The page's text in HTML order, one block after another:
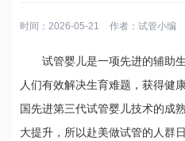
时间：2026-05-21 作者： 试管小编
试管婴儿是一项先进的辅助生
人们有效解决生育难题，获得健
国先进第三代试管婴儿技术的成
大提升，所以赴美做试管的人群